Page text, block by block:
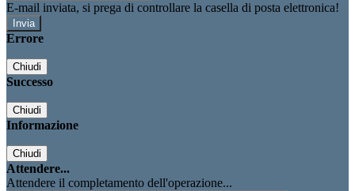
E-mail inviata, si prega di controllare la casella di posta elettronica!
Errore
Chiudi
Successo
Chiudi
Informazione
Chiudi
Attendere...
Attendere il completamento dell'operazione...